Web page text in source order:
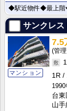
◆駅近物件◆最上階
サンクレス
マンション
7.5
1R
1990
台
山